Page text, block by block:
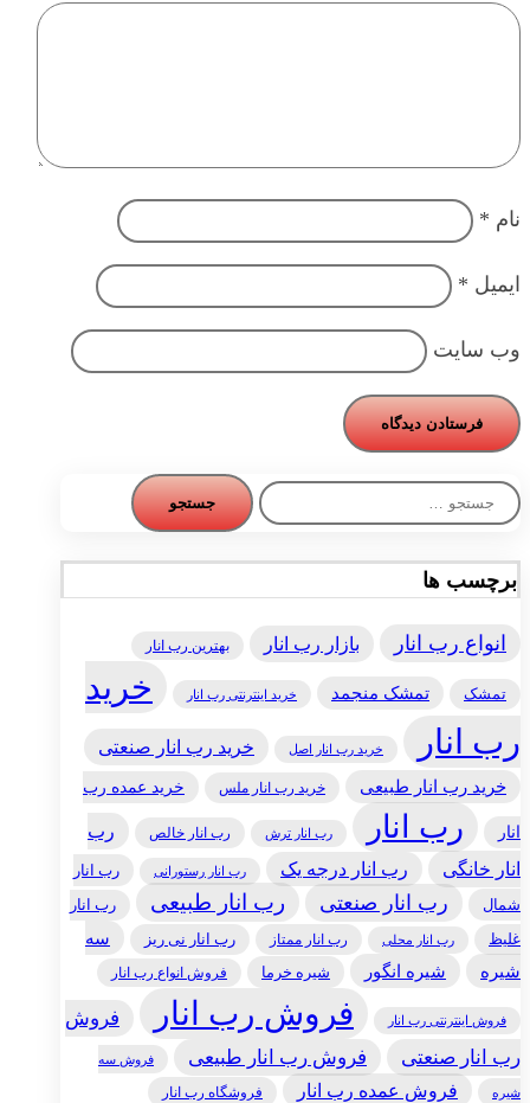
نام *
ایمیل *
وب‌ سایت
جستجو
برای:
برچسب ها
انواع رب انار بازار رب انار بهترین رب انار
تمشک تمشک منجمد خرید اینترنتی رب انار
خرید
رب انار
خرید رب انار اصل خرید رب انار صنعتی
خرید رب انار طبیعی خرید رب انار ملس خرید عمده رب
انار رب انار رب انار ترش رب انار خالص
رب
انار خانگی
رب انار درجه یک رب انار رستورانی
رب انار
شمال
رب انار صنعتی رب انار طبیعی رب انار
غلیظ رب انار محلی رب انار ممتاز رب انار نی ریز
سه
شیره
شیره انگور شیره خرما فروش انواع رب انار
فروش اینترنتی رب انار فروش رب انار
فروش
رب انار صنعتی
فروش رب انار طبیعی فروش سه
شیره فروش عمده رب انار فروشگاه رب انار